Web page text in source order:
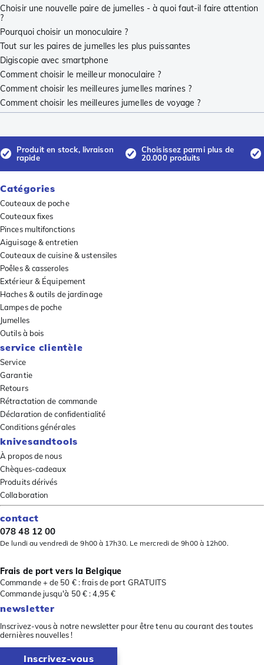
Choisir une nouvelle paire de jumelles - à quoi faut-il faire attention
?
Pourquoi choisir un monoculaire ?
Tout sur les paires de jumelles les plus puissantes
Digiscopie avec smartphone
Comment choisir le meilleur monoculaire ?
Comment choisir les meilleures jumelles marines ?
Comment choisir les meilleures jumelles de voyage ?
Produit en stock, livraison
rapide
Choisissez parmi plus de
20.000 produits
Catégories
Couteaux de poche
Couteaux fixes
Pinces multifonctions
Aiguisage & entretien
Couteaux de cuisine & ustensiles
Poêles & casseroles
Extérieur & Équipement
Haches & outils de jardinage
Lampes de poche
Jumelles
Outils à bois
service clientèle
Service
Garantie
Retours
Rétractation de commande
Déclaration de confidentialité
Conditions générales
knivesandtools
À propos de nous
Chèques-cadeaux
Produits dérivés
Collaboration
contact
078 48 12 00
De lundi au vendredi de 9h00 à 17h30. Le mercredi de 9h00 à 12h00.
Frais de port vers la Belgique
Commande + de 50 € : frais de port GRATUITS
Commande jusqu'à 50 € : 4,95 €
newsletter
Inscrivez-vous à notre newsletter pour être tenu au courant des toutes
dernières nouvelles !
Inscrivez-vous